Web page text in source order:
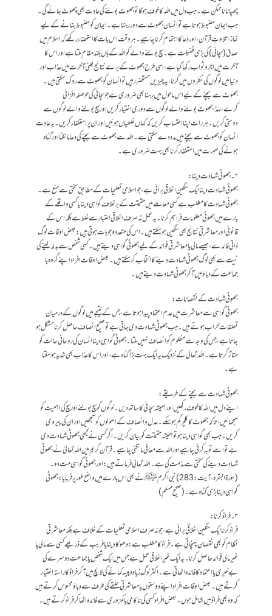
چھپانا ناممکن ہے۔جب دل میں اللہ کا خوف ہوگا تو جھوٹ بولنے کی عادت بھی چھوٹ جائے گی۔
جب ایمان مضبوط ہوتا ہے تو انسان جھوٹ سے دور رہتا ہے۔ ایمان کو مضبوط بنانے کے لیے
نماز، تلاوتِ قرآن، اور دعا کا اہتمام کرناچاہیے۔ہر وقت اس بات کااستحضار رکھے کہ اسلام میں
صدق (سچائی) کی بڑی فضیلت ہے۔ سچ بولنے والے کو اللہ کے ہاں بلند مقام ملتا ہے اور اس کا
آخرت میں اجر و ثواب رکھا گیا ہے،اسی طرح جھوٹ کے برے نتائج یعنی آخرت میں عذاب اور
دنیا میں لوگوں کی نظروں میں گرنا، یہ چیزیں مستحضر رہیں تو انسان کو جھوٹ سے روک سکتی ہیں۔
جھوٹ سے بچنے کے لیے اس ماحول میں رہنا بھی ضروری ہے جو سچائی کی حوصلہ افزائی
کرے،لہٰذاجھوٹ بولنے والے لوگوں سے دوری اختیار کریں اور سچ بولنے والے لوگوں سے
دوستی کریں۔ہر رات اپنا احتساب کریں کہ کہاں غلطیاں ہوئیں اور ان پر استغفار کریں۔ یہ عادت
انسان کو جھوٹ سے بچنے میں مدد دے سکتی ہے۔اللہ سے جھوٹ سے بچنے کی دعا مانگنا اور گناہ
ہونے کی صورت میں استغفار کرنا بھی بہت ضروری ہے۔
۲۔جھوٹی شہادت دینا:
جھوٹی شہادت دینا ایک سنگین اخلاقی برائی ہے، جو اسلامی تعلیمات کے مطابق سختی سے منع ہے۔
جھوٹی شہادت کا مطلب ہے کسی معاملے میں حقیقت کے برخلاف گواہی دینا یا کسی واقعے کے
بارے میں جھوٹی معلومات فراہم کرنا۔ یہ عمل نہ صرف اخلاقی اعتبار سے غلط ہے بلکہ اس کے
قانونی اور معاشرتی نتائج بھی سنگین ہو سکتے ہیں۔اس کی متعدد وجوہات ہوتی ہیں:بعض اوقات لوگ
ذاتی فائدے، جیسے مالی یا معاشرتی فوائد کے لیے جھوٹی گواہی دیتے ہیں۔کسی شخص سے بدلہ لینے کی
نیت سے بھی لوگ جھوٹی شہادت دینے کا انتخاب کر سکتے ہیں۔بعض اوقات افراد اپنے گروہ یا
جماعت کے دباؤ میں آ کر جھوٹی شہادت دیتے ہیں۔
جھوٹی شہادت کے نقصانات:
جھوٹی گواہی سے معاشرت میں عدم اعتماد پیدا ہوتا ہے، جس کے نتیجے میں لوگوں کے درمیان
تعلقات خراب ہوتے ہیں۔جب جھوٹی شہادت دی جاتی ہے تو صحیح انصاف حاصل کرنا مشکل ہو
جاتا ہے، جس کی وجہ سے مظلوم کو انصاف نہیں ملتا۔جھوٹی گواہی دینا انسان کی روحانی حالت کو
متاثر کرتا ہے۔ اللہ تعالیٰ کے نزدیک یہ ایک بہت بڑا گناہ ہے، اور اس کا عذاب بھی شدید ہو سکتا
ہے۔
جھوٹی شہادت سے بچنے کے طریقے:
اپنے دل میں اللہ کا خوف رکھیں اور ہمیشہ سچائی کا ساتھ دیں۔لوگوں کو سچ بولنے اور سچ کی اہمیت کو
سمجھائیں، تاکہ جھوٹ کا کلچر کم ہو سکے۔عدل و انصاف کے اصولوں کو سمجھیں اور ان کی پیروی
کریں۔ جب بھی گواہی دینا ہو تو ہمیشہ حقیقت کو بیان کریں۔ اگر کسی نے کبھی جھوٹی شہادت دی
ہے تو اسے توبہ کرنی چاہیے اور اللہ سے معافی مانگنی چاہیے۔ قرآن کریم میں اللہ تعالیٰ نے جھوٹی
شہادت دینے کی سختی سے مذمت کی ہے۔ اللہ تعالیٰ فرماتے ہیں:اور جھوٹی گواہی مت دو۔
(سورۃالبقرہ،آیت: 283) نبی اکرم ﷺ نے بھی اس بارے میں واضح طور پر فرمایا:جھوٹی
گواہی دینا بڑی گناہ ہے۔ (صحیح مسلم)
۳۔فراڈ کرنا:
فراڈ کرنا ایک سنگین اخلاقی برائی ہے، جو نہ صرف اسلامی تعلیمات کے خلاف ہے بلکہ معاشرتی
نظام کو بھی نقصان پہنچاتی ہے۔فراڈ کا مطلب ہے: دھوکا دینا یا فریب کے ذریعے کسی سے مالی یا
غیر مالی فوائد حاصل کرنا۔ یہ ایک غیر اخلاقی عمل ہے جس میں ایک شخص یا جماعت دوسرے کی
بے خبری یا اعتماد کا فائدہ اٹھاتی ہے۔ اکثر لوگ زیادہ پیسہ کمانے کی لالچ میں آ کر فراڈ کا راستہ اختیار
کرتے ہیں۔بعض اوقات افراد اپنے دوستوں یا معاشرتی حلقے کی طرف سے دباؤ محسوس کرتے ہیں
کہ وہ بھی فراڈ میں شامل ہوں۔بعض افراد کسی کی ناکامی یا کمزوری سے فائدہ اٹھا کر فراڈ کرتے ہیں۔